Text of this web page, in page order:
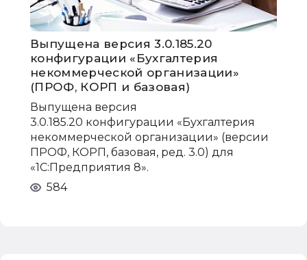
Выпущена версия 3.0.185.20
конфигурации «Бухгалтерия
некоммерческой организации»
(ПРОФ, КОРП и базовая)
Выпущена версия
3.0.185.20 конфигурации «Бухгалтерия
некоммерческой организации» (версии
ПРОФ, КОРП, базовая, ред. 3.0) для
«1С:Предприятия 8».
584